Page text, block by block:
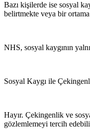
Bazı kişilerde ise sosyal
belirtmekte veya bir
NHS, sosyal kaygının
Sosyal Kaygı ile
Hayır. Çekingenlik ve
gözlemlemeyi tercih